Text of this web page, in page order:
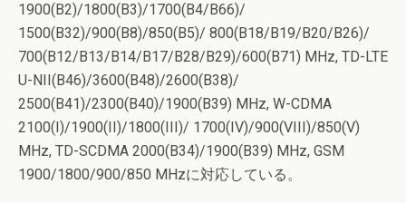
1900(B2)/1800(B3)/1700(B4/B66)/
1500(B32)/900(B8)/850(B5)/ 800(B18/B19/B20/B26)/
700(B12/B13/B14/B17/B28/B29)/600(B71) MHz, TD-LTE
U-NII(B46)/3600(B48)/2600(B38)/
2500(B41)/2300(B40)/1900(B39) MHz, W-CDMA
2100(I)/1900(II)/1800(III)/ 1700(IV)/900(VIII)/850(V)
MHz, TD-SCDMA 2000(B34)/1900(B39) MHz, GSM
1900/1800/900/850 MHzに対応している。